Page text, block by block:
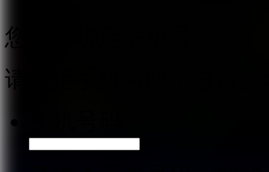
您还未绑定手机号
请绑定手机号码，进行